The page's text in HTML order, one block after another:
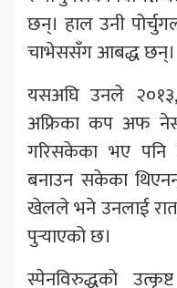
छन्। हाल उनी
चाभेससँग आबद्ध छन्।
यसअघि उनले
अफ्रिका कप अफ
गरिसकेका भए पनि
बनाउन सकेका
खेलले भने उनलाई
पुर्‍याएको छ।
स्पेनविरुद्धको